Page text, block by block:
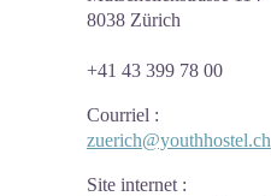
8038 Zürich
+41 43 399 78 00
Courriel :
zuerich@youthhostel.ch
Site internet :